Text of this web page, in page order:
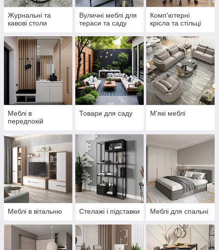
Журнальні та
кавові столи
Вуличні меблі для
тераси та саду
Комп'ютерні
крісла та стільці
Меблі в
передпокій
Товари для саду М'які меблі
Меблі в вітальню Стелажі і підставки Меблі для спальні